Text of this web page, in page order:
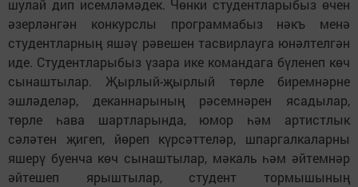
шулай дип исемләмәдек. Чөнки студентларыбыз өчен
әзерләнгән конкурслы программабыз нәкъ менә
студентларның яшәү рәвешен тасвирлауга юнәлтелгән
иде. Студентларыбыз үзара ике командага бүленеп көч
сынаштылар. Җырлый-җырлый төрле биремнәрне
эшләделәр, деканнарының рәсемнәрен ясадылар,
төрле һава шартларында, юмор һәм артистлык
сәләтен җигеп, йөреп күрсәттеләр, шпаргалкаларны
яшерү буенча көч сынаштылар, мәкаль һәм әйтемнәр
әйтешеп ярыштылар, студент тормышының